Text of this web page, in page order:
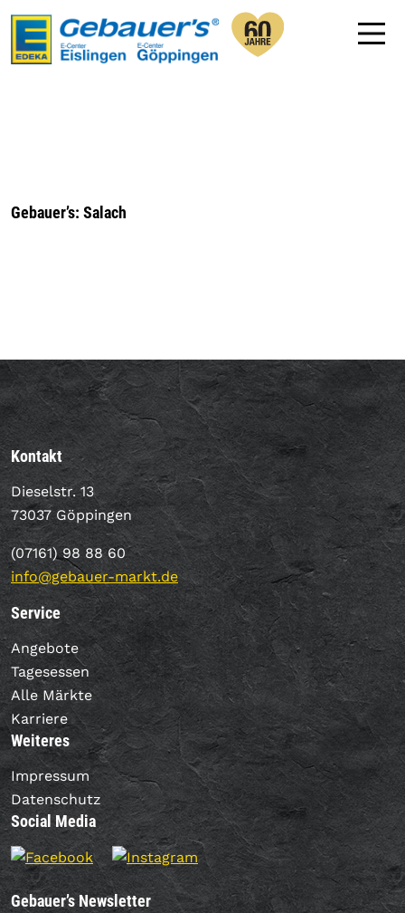
Gebauer’s: Salach
Kontakt
Dieselstr. 13
73037 Göppingen
(07161) 98 88 60
info@gebauer-markt.de
Service
Angebote
Tagesessen
Alle Märkte
Karriere
Weiteres
Impressum
Datenschutz
Social Media
Gebauer’s Newsletter